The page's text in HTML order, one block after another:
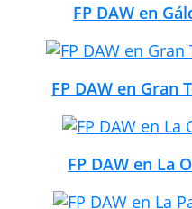
FP DAW en
FP DAW en Gran
FP DAW en La